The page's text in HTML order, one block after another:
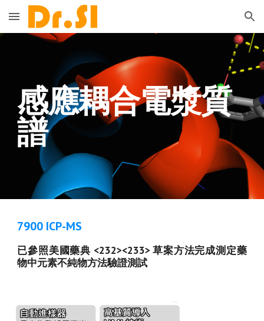
Skip to main content Skip to navigation
感應耦合電漿質
譜
7900 ICP-MS
已參照美國藥典 <232><233> 草案方法完成測定藥
物中元素不純物方法驗證測試